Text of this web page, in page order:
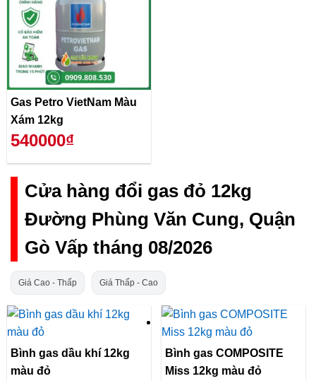
Gas Petro VietNam Màu
Xám 12kg
540000₫
Cửa hàng đổi gas đỏ 12kg
Đường Phùng Văn Cung, Quận
Gò Vấp tháng 08/2026
Giá Cao - Thấp Giá Thấp - Cao
Bình gas dầu khí 12kg
màu đỏ
Bình gas COMPOSITE
Miss 12kg màu đỏ